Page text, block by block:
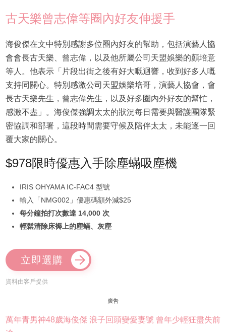
古天樂曾志偉等圈內好友伸援手
海俊傑在文中特別感謝多位圈內好友的幫助，包括演藝人協
會會長古天樂、曾志偉，以及他所屬公司天盟娛樂的顏培意
等人。他表示「片段出街之後有好大嘅迴響，收到好多人嘅
支持同關心。特別感激公司天盟娛樂培哥，演藝人協會，會
長古天樂先生，曾志偉先生，以及好多圈內外好友的幫忙，
感激不盡」。海俊傑強調太太的狀況每日需要與醫護團隊緊
密協調和部署，這段時間需要守候及陪伴太太，未能逐一回
覆大家的關心。
$978限時優惠入手除塵蟎吸塵機
IRIS OHYAMA IC-FAC4 型號
輸入「NMG002」優惠碼額外減$25
每分鐘拍打次數達 14,000 次
輕鬆清除床褥上的塵蟎、灰塵
立即選購
資料由客戶提供
廣告
萬年青男神48歲海俊傑 浪子回頭變愛妻號 曾年少輕狂盡失前